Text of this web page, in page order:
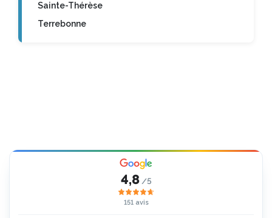
Sainte-Thérèse
Terrebonne
4,8 /5
151 avis